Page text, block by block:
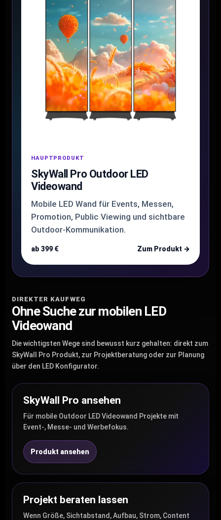
HAUPTPRODUKT
SkyWall Pro Outdoor LED
Videowand
Mobile LED Wand für Events, Messen,
Promotion, Public Viewing und sichtbare
Outdoor-Kommunikation.
ab 399 € Zum Produkt →
DIREKTER KAUFWEG
Ohne Suche zur mobilen LED
Videowand
Die wichtigsten Wege sind bewusst kurz gehalten: direkt zum
SkyWall Pro Produkt, zur Projektberatung oder zur Planung
über den LED Konfigurator.
SkyWall Pro ansehen
Für mobile Outdoor LED Videowand Projekte mit
Event-, Messe- und Werbefokus.
Produkt ansehen
Projekt beraten lassen
Wenn Größe, Sichtabstand, Aufbau, Strom, Content